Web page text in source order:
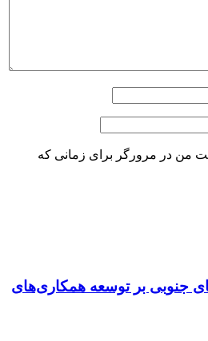
من در مرورگر برای زمانی که
جنوبی بر توسعه همکاری‌های